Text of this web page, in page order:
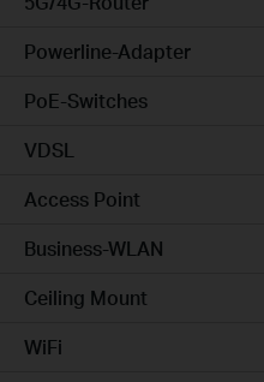
Powerline-Adapter
PoE-Switches
VDSL
Access Point
Business-WLAN
Ceiling Mount
WiFi